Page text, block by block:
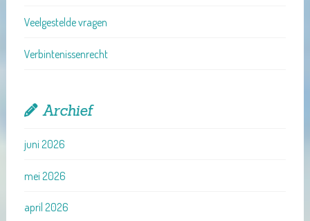
Veelgestelde vragen
Verbintenissenrecht
Archief
juni 2026
mei 2026
april 2026